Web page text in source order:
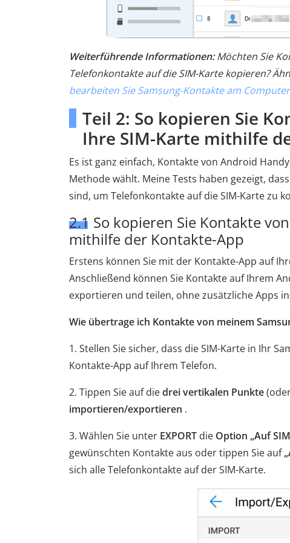
Weiterführende Informationen:Möchten Sie
Telefonkontakte auf die SIM-Karte kopieren?
bearbeiten Sie Samsung-Kontakte am Computer
Teil 2: So kopieren Sie
Ihre SIM-Karte mithilfe
Es ist ganz einfach, Kontakte von Android
Methode wählt. Meine Tests haben gezeigt,
sind, um Telefonkontakte auf die SIM-Karte zu
2.1 So kopieren Sie Kontakte
mithilfe der Kontakte-App
Erstens können Sie mit der Kontakte-App auf
Anschließend können Sie Kontakte auf Ihrem
exportieren und teilen, ohne zusätzliche Apps
Wie übertrage ich Kontakte von meinem
1. Stellen Sie sicher, dass die SIM-Karte in Ihr
Kontakte-App auf Ihrem Telefon.
2. Tippen Sie auf diedrei vertikalen Punkte
importieren/exportieren .
3. Wählen Sie unter EXPORT die Option „Auf
gewünschten Kontakte aus oder tippen Sie auf
sich alle Telefonkontakte auf der SIM-Karte.